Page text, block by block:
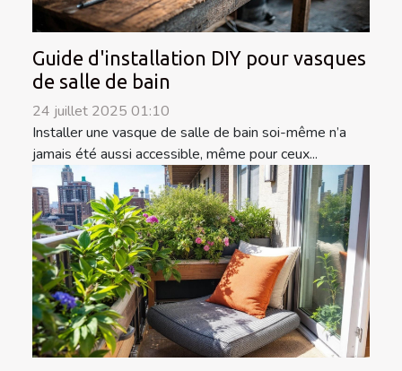
Guide d'installation DIY pour vasques
de salle de bain
24 juillet 2025 01:10
Installer une vasque de salle de bain soi-même n’a
jamais été aussi accessible, même pour ceux...